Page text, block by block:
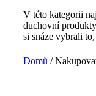
V této kategorii
duchovní
si snáze vybrali
Domů /